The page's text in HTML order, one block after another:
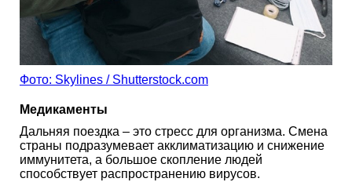
Фото: Skylines / Shutterstock.com
Медикаменты
Дальняя поездка – это стресс для организма. Смена
страны подразумевает акклиматизацию и снижение
иммунитета, а большое скопление людей
способствует распространению вирусов.